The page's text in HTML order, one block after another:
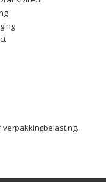
verpakkingbelasting.